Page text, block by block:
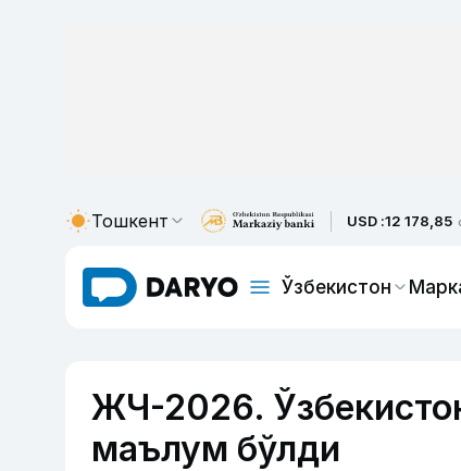
Тошкент USD :12 178,85
Ўзбекистон
ЖЧ-2026.
маълум бўлди